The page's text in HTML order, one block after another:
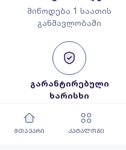
მიწოდება 1 საათის
განმავლობაში
გარანტირებული
ხარისხი
პროდუქცია
მთავარი კატალოგი